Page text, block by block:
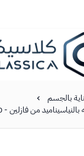
بالجسم
من فازلين - 200 مل